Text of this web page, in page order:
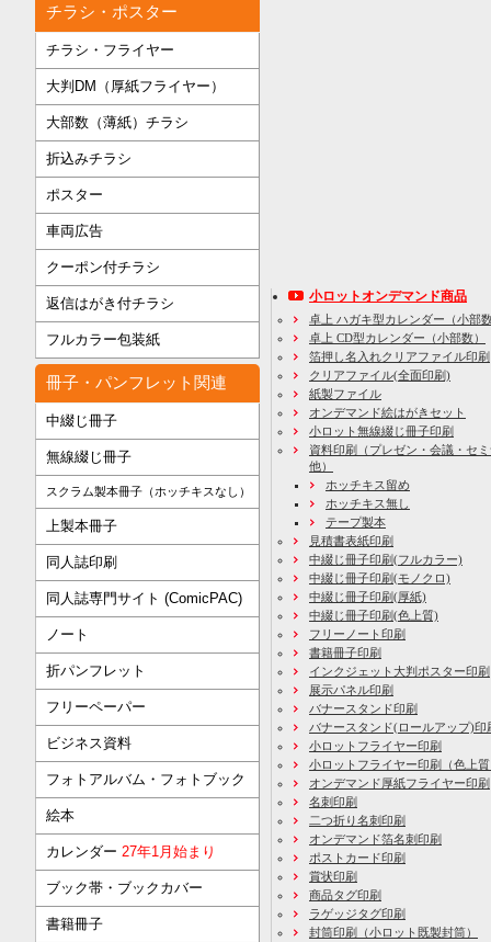
チラシ・ポスター
チラシ・フライヤー
大判DM（厚紙フライヤー）
大部数（薄紙）チラシ
折込みチラシ
ポスター
車両広告
クーポン付チラシ
返信はがき付チラシ
フルカラー包装紙
冊子・パンフレット関連
中綴じ冊子
無線綴じ冊子
スクラム製本冊子（ホッチキスなし）
上製本冊子
同人誌印刷
同人誌専門サイト (ComicPAC)
ノート
折パンフレット
フリーペーパー
ビジネス資料
フォトアルバム・フォトブック
絵本
カレンダー 27年1月始まり
ブック帯・ブックカバー
書籍冊子
小ロットオンデマンド商品
卓上 ハガキ型カレンダー（小部
卓上 CD型カレンダー（小部数）
箔押し名入れクリアファイル印刷
クリアファイル(全面印刷)
紙製ファイル
オンデマンド絵はがきセット
小ロット無線綴じ冊子印刷
資料印刷
（プレゼン・会議・セ
他）
ホッチキス留め
ホッチキス無し
テープ製本
見積書表紙印刷
中綴じ冊子印刷(フルカラー)
中綴じ冊子印刷(モノクロ)
中綴じ冊子印刷(厚紙)
中綴じ冊子印刷(色上質)
フリーノート印刷
書籍冊子印刷
インクジェット大判ポスター印刷
展示パネル印刷
バナースタンド印刷
バナースタンド(ロールアップ)印
小ロットフライヤー印刷
小ロットフライヤー印刷（色上
オンデマンド厚紙フライヤー印刷
名刺印刷
二つ折り名刺印刷
オンデマンド箔名刺印刷
ポストカード印刷
賞状印刷
商品タグ印刷
ラゲッジタグ印刷
封筒印刷
（小ロット既製封筒）